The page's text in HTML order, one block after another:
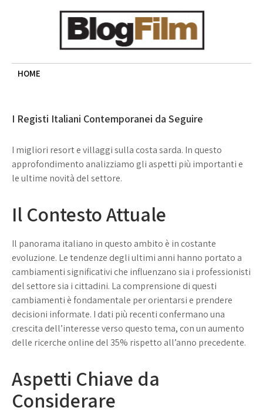
BLOG FILM
Cinema, recensioni e approfondimenti
HOME
I Registi Italiani Contemporanei da Seguire
I migliori resort e villaggi sulla costa sarda. In questo
approfondimento analizziamo gli aspetti più importanti e
le ultime novità del settore.
Il Contesto Attuale
Il panorama italiano in questo ambito è in costante
evoluzione. Le tendenze degli ultimi anni hanno portato a
cambiamenti significativi che influenzano sia i professionisti
del settore sia i cittadini. La comprensione di questi
cambiamenti è fondamentale per orientarsi e prendere
decisioni informate. I dati più recenti confermano una
crescita dell’interesse verso questo tema, con un aumento
delle ricerche online del 35% rispetto all’anno precedente.
Aspetti Chiave da
Considerare